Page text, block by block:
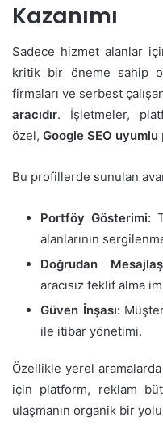
Kazanımı
Sadece hizmet alanlar
kritik bir öneme sahip
firmaları ve serbest
aracıdır. İşletmeler,
özel, Google SEO uyumlu
Bu profillerde sunulan
Portföy Gösterimi:
alanlarının
Doğrudan
aracısız teklif alma
Güven İnşası:
ile itibar yönetimi.
Özellikle yerel
için platform, reklam
ulaşmanın organik bir